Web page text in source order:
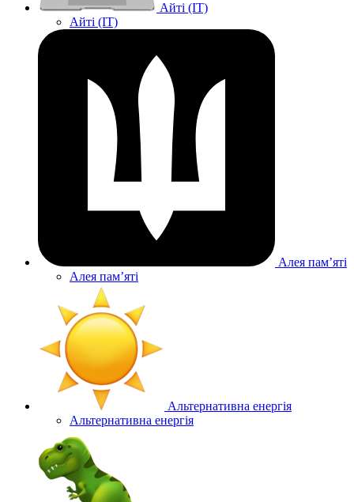
Айті (IT)
Айті (IT)
Алея памʼяті
Алея памʼяті
Альтернативна енергія
Альтернативна енергія